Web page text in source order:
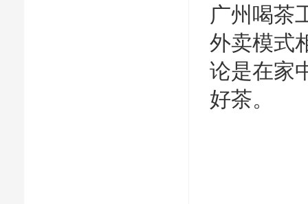
广州喝茶
外卖模式
论是在家
好茶。